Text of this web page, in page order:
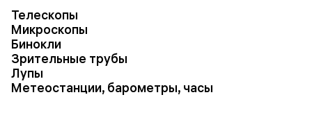
Телескопы
Микроскопы
Бинокли
Зрительные трубы
Лупы
Метеостанции, барометры, часы